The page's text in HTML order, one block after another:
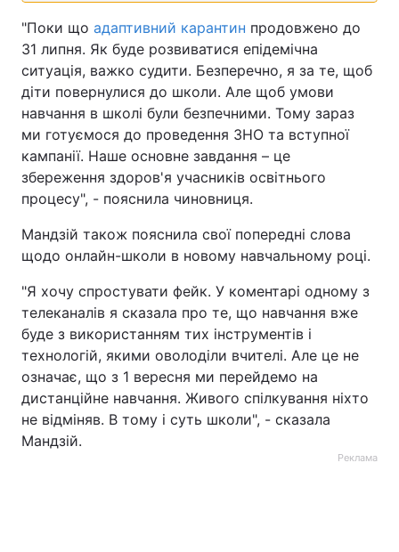
Тема оформлення
"Поки що адаптивний карантин продовжено до
31 липня. Як буде розвиватися епідемічна
ситуація, важко судити. Безперечно, я за те, щоб
діти повернулися до школи. Але щоб умови
навчання в школі були безпечними. Тому зараз
ми готуємося до проведення ЗНО та вступної
кампанії. Наше основне завдання – це
збереження здоров'я учасників освітнього
процесу", - пояснила чиновниця.
Мандзій також пояснила свої попередні слова
щодо онлайн-школи в новому навчальному році.
"Я хочу спростувати фейк. У коментарі одному з
телеканалів я сказала про те, що навчання вже
буде з використанням тих інструментів і
технологій, якими оволоділи вчителі. Але це не
означає, що з 1 вересня ми перейдемо на
дистанційне навчання. Живого спілкування ніхто
не відміняв. В тому і суть школи", - сказала
Мандзій.
Реклама